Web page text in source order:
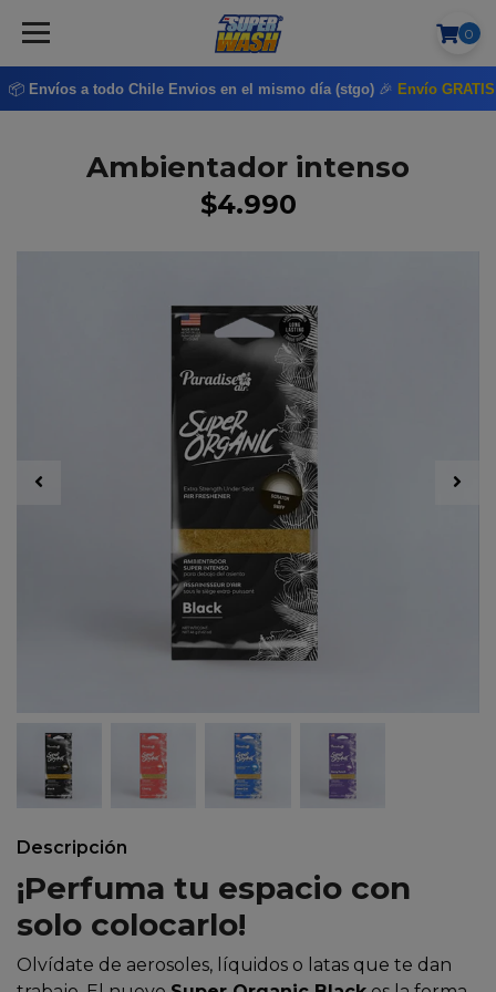
📦 Envíos a todo Chile Envios en el mismo día (stgo) 🎉 Envío
0
Ambientador intenso
$4.990
Descripción
¡Perfuma tu espacio con
solo colocarlo!
Olvídate de aerosoles, líquidos o latas que te dan